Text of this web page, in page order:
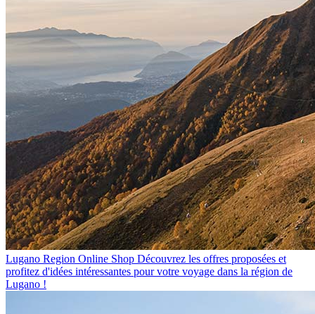
Lugano Region Online Shop Découvrez les offres proposées et
profitez d'idées intéressantes pour votre voyage dans la région de
Lugano !